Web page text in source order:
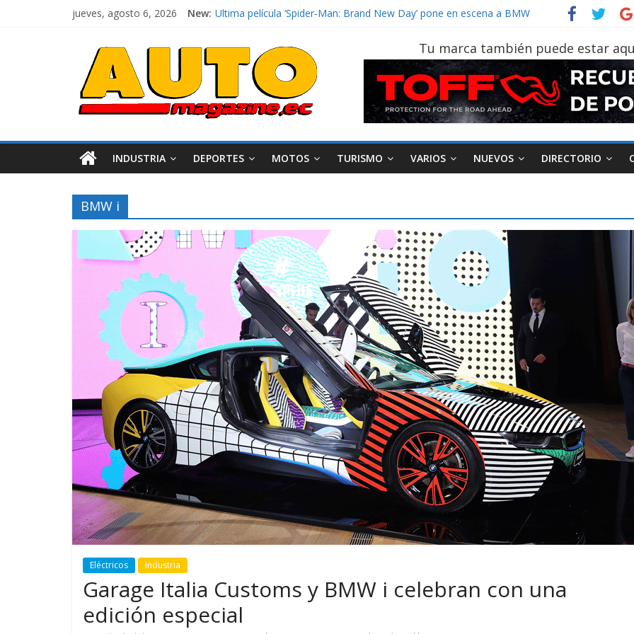
jueves, agosto 6, 2026 New: Ultima película ‘Spider‑Man: Brand New Day’ pone en escena a BMW
La Vuelta al Ecuador 2026, edición 47ª, recorre 7 provincias en 8 días
La FEDAK recibe 12 Sinotruk Bolden para cubrir las rutas de La Vuelta
Tu marca también puede estar
INDUSTRIA DEPORTES MOTOS TURISMO VARIOS NUEVOS DIRECTORIO
BMW i
Eléctricos Industria
Garage Italia Customs y BMW i celebran con una
edición especial
Movilidad Varios
GM reafirma su
compromiso con movilidad
más segura y conectada
Movilidad Turismo Varios
¿Qué puede pasar con tu
vehículo si permanece
varios días sin usar?
AEADE Industria Motociclismo
Movilidad
Campaña busca cambiar
destino de los
en la región